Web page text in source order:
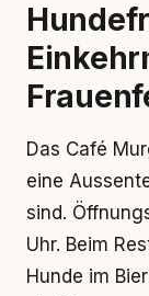
Das Café
eine
sind.
Uhr. Beim
Hunde im